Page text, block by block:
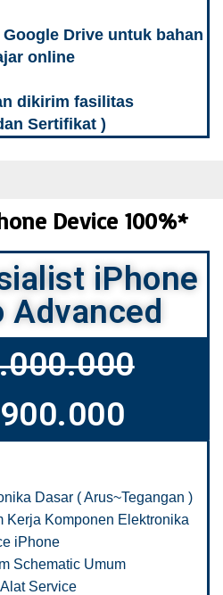
Drive untuk bahan
online
dikirim fasilitas
Sertifikat )
Device 100%*
iPhone
Advanced
Dasar ( Arus~Tegangan )
Kerja Komponen Elektronika
iPhone
Schematic Umum
Service